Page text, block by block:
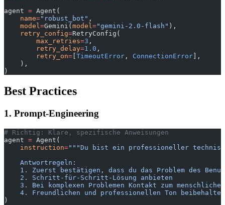
agent = Agent(
    name
="robust_bot" ,
    model
=Gemini(model ="gemini-2.0-flash" ),
    retry_config
=RetryConfig(
        max_retries
=3 ,
        retry_delay
=1.0 ,
        retry_on
= [TimeoutError , ConnectionError],
    ),
)
Best Practices
1. Prompt-Engineering
# Richtig: Klare, spezifische Anweisungen
agent = Agent(
    instruction
="""Du bist ein professioneller
    Antwortregeln:
1. Zuerst bestätigen, dass du das Problem des
    2. Schritt-für-Schritt-Lösung anbieten
3. Bei komplexen Problemen Kontakt zum
4. Freundlichen und professionellen Ton
)